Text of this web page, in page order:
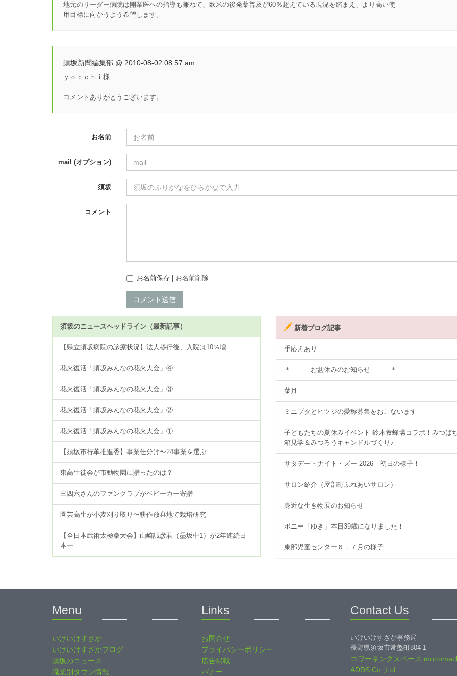
地元のリーダー病院は開業医への指導も兼ねて、欧米の後発薬普及が60％超えている現況を踏まえ、より高い使
用目標に向かうよう希望します。
須坂新聞編集部 @ 2010-08-02 08:57 am
ｙｏｃｃｈｉ様
コメントありがとうございます。
お名前
mail (オプション)
須坂
コメント
お名前保存 | お名前削除
コメント送信
須坂のニュースヘッドライン（最新記事）
【県立須坂病院の診療状況】法人移行後、入院は10％増
花火復活「須坂みんなの花火大会」④
花火復活「須坂みんなの花火大会」③
花火復活「須坂みんなの花火大会」②
花火復活「須坂みんなの花火大会」①
【須坂市行革推進委】事業仕分け〜24事業を選ぶ
東高生徒会が市動物園に贈ったのは？
三四六さんのファンクラブがベビーカー寄贈
園芸高生が小麦刈り取り〜耕作放棄地で栽培研究
【全日本武術太極拳大会】山崎誠彦君（墨坂中1）が2年連続日
本一
新着ブログ記事
手応えあり
＊ お盆休みのお知らせ ＊
葉月
ミニブタとヒツジの愛称募集をおこないます
子どもたちの夏休みイベント 鈴木養蜂場コラボ！みつば
箱見学＆みつろうキャンドルづくり♪
サタデー・ナイト・ズー 2026 初日の様子！
サロン紹介（屋部町ふれあいサロン）
身近な生き物展のお知らせ
ポニー「ゆき」本日39歳になりました！
東部児童センター６，７月の様子
Menu
いけいけすざか
いけいけすざかブログ
須坂のニュース
職業別タウン情報
Links
お問合せ
プライバシーポリシー
広告掲載
バナー
Contact Us
いけいけすざか事務局
長野県須坂市常盤町804-1
コワーキングスペース
ADDS Co.,Ltd.